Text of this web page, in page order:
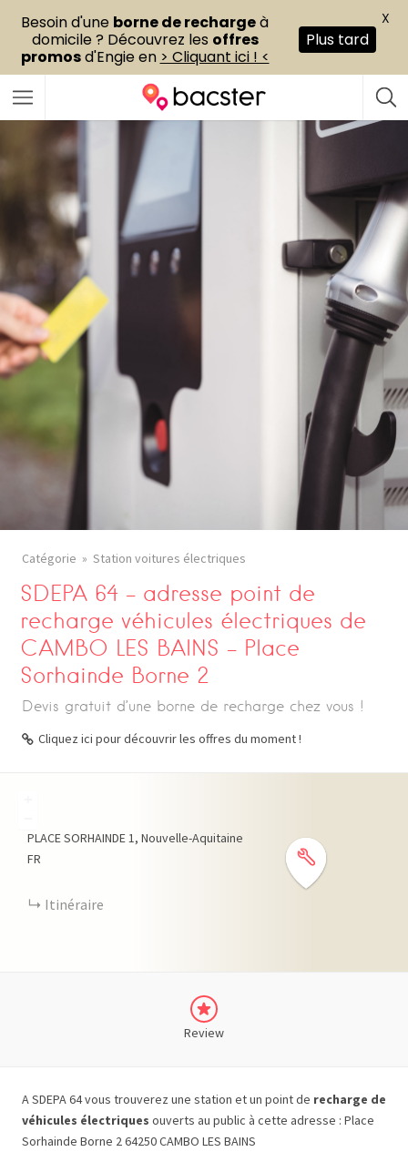
Catégorie Station voitures électriques
SDEPA 64 – adresse point de
recharge véhicules électriques de
CAMBO LES BAINS – Place
Sorhainde Borne 2
Devis gratuit d’une borne de recharge chez vous !
Cliquez ici pour découvrir les offres du moment !
PLACE SORHAINDE1 Nouvelle-Aquitaine
FR
Itinéraire
Review
A SDEPA 64 vous trouverez une station et un point de recharge de
véhicules électriques ouverts au public à cette adresse : Place
Sorhainde Borne 2 64250 CAMBO LES BAINS
Besoin d'une borne de rechargeà
domicile ? Découvrez les offres
promosd'Engie en > Cliquant ici ! <
Plus tard
X